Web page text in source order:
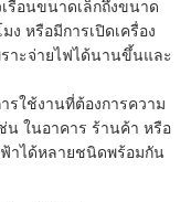
รือนขนาดเล็กถึงขนาด
ง หรือมีการเปิดเครื่อง
าะจ่ายไฟได้นานขึ้นและ
รใช้งานที่ต้องการความ
น ในอาคาร ร้านค้า หรือ
าได้หลายชนิดพร้อมกัน